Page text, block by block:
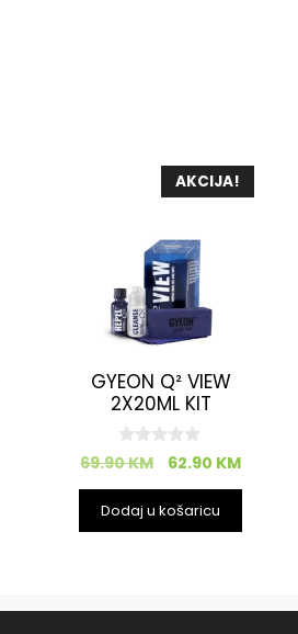
AKCIJA!
GYEON Q² VIEW
2X20ML KIT
0
o
d
69.90KM 62.90 KM
Dodaj u košaricu